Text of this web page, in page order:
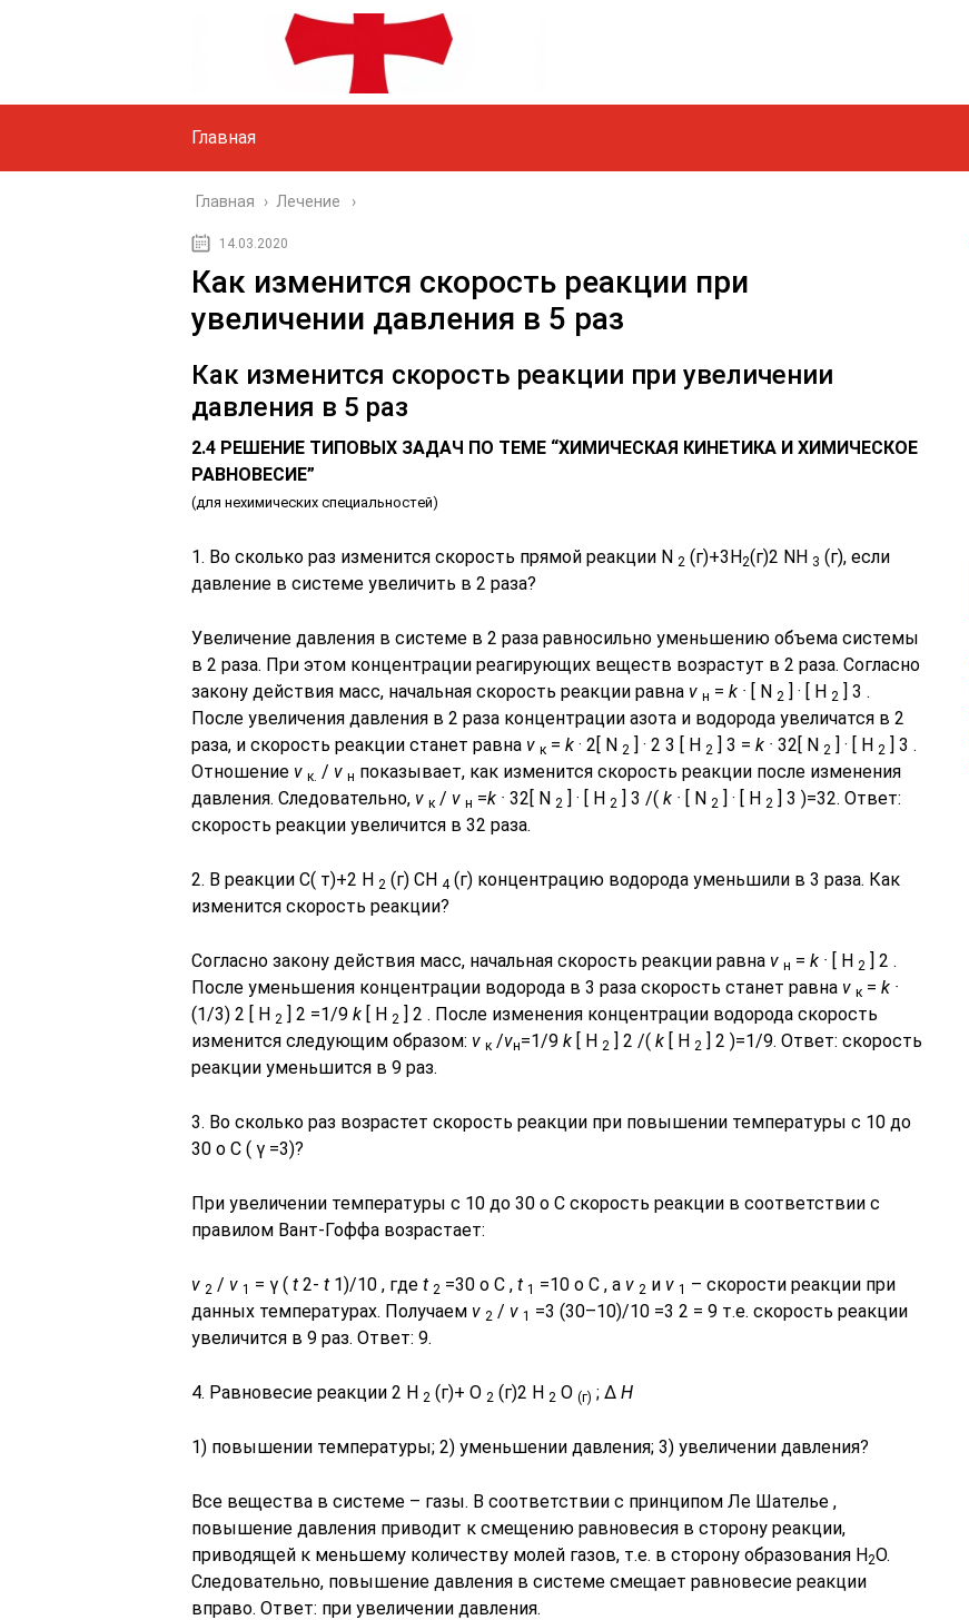
Главная
Главная › Лечение
14.03.2020
Как изменится скорость реакции при
увеличении давления в 5 раз
Как изменится скорость реакции при увеличении
давления в 5 раз
2.4 РЕШЕНИЕ ТИПОВЫХ ЗАДАЧ ПО ТЕМЕ “ХИМИЧЕСКАЯ КИНЕТИКА И ХИМИЧЕСКОЕ
РАВНОВЕСИЕ”
(для нехимических специальностей)
1. Во сколько раз изменится скорость прямой реакции N 2 (г)+3Н2(г)2 NH 3 (г), если
давление в системе увеличить в 2 раза?
Увеличение давления в системе в 2 раза равносильно уменьшению объема системы
в 2 раза. При этом концентрации реагирующих веществ возрастут в 2 раза. Согласно
закону действия масс, начальная скорость реакции равна v н = k · [ N 2 ] · [ H 2 ] 3 .
После увеличения давления в 2 раза концентрации азота и водорода увеличатся в 2
раза, и скорость реакции станет равна v к = k · 2[ N 2 ] · 2 3 [ H 2 ] 3 = k · 32[ N 2 ] · [ H 2 ] 3 .
Отношение v к. / v н показывает, как изменится скорость реакции после изменения
давления. Следовательно, v к / v н =k · 32[ N 2 ] · [ H 2 ] 3 /( k · [ N 2 ] · [ H 2 ] 3 )=32. Ответ:
скорость реакции увеличится в 32 раза.
2. В реакции С( т)+2 H 2 (г) CH 4 (г) концентрацию водорода уменьшили в 3 раза. Как
изменится скорость реакции?
Согласно закону действия масс, начальная скорость реакции равна v н = k · [ H 2 ] 2 .
После уменьшения концентрации водорода в 3 раза скорость станет равна v к = k ·
(1/3) 2 [ H 2 ] 2 =1/9 k [ H 2 ] 2 . После изменения концентрации водорода скорость
изменится следующим образом: v к /vн=1/9 k [ H 2 ] 2 /( k [ H 2 ] 2 )=1/9. Ответ: скорость
реакции уменьшится в 9 раз.
3. Во сколько раз возрастет скорость реакции при повышении температуры с 10 до
30 o С ( γ =3)?
При увеличении температуры с 10 до 30 o С скорость реакции в соответствии с
правилом Вант-Гоффа возрастает:
v 2 / v 1 = γ ( t 2- t 1)/10 , где t 2 =30 o C , t 1 =10 o C , а v 2 и v 1 – скорости реакции при
данных температурах. Получаем v 2 / v 1 =3 (30–10)/10 =3 2 = 9 т.е. скорость реакции
увеличится в 9 раз. Ответ: 9.
4. Равновесие реакции 2 H 2 (г)+ O 2 (г)2 H 2 O (г) ; Δ H
1) повышении температуры; 2) уменьшении давления; 3) увеличении давления?
Все вещества в системе – газы. В соответствии с принципом Ле Шателье ,
повышение давления приводит к смещению равновесия в сторону реакции,
приводящей к меньшему количеству молей газов, т.е. в сторону образования Н2О.
Следовательно, повышение давления в системе смещает равновесие реакции
вправо. Ответ: при увеличении давления.